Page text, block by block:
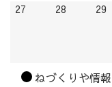
27 2026.07.27
28 2026.07.28
29
カ
ねづくりや情報